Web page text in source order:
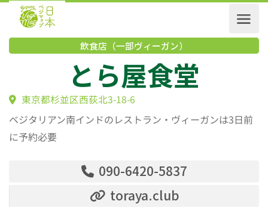
飲食店（一部ヴィーガン）
とら屋食堂
東京都杉並区西荻北3-18-6
ベジタリアン南インドのレストラン・ヴィーガンは3日前
に予約必要
090-6420-5837
toraya.club